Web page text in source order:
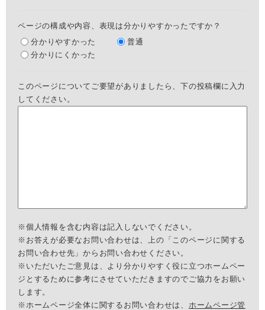
ページの構成や内容、表現は分かりやすかったですか？
分かりやすかった
普通
分かりにくかった
このページについてご要望がありましたら、下の投稿欄に入力
してください。
※個人情報を含む内容は記入しないでください。
※お答えが必要なお問い合わせは、上の「このページに関する
お問い合わせ先」からお問い合わせください。
※いただいたご意見は、より分かりやすく役に立つホームペー
ジとするために参考にさせていただきますのでご協力をお願い
します。
※ホームページ全体に関するお問い合わせは、 ホームページ管